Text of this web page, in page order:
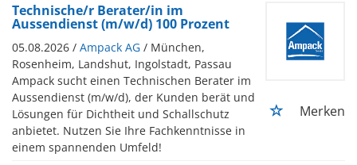
Technische/r Berater/in im
Aussendienst (m/w/d) 100 Prozent
05.08.2026 / Ampack AG / München,
Rosenheim, Landshut, Ingolstadt, Passau
Ampack sucht einen Technischen Berater im
Aussendienst (m/w/d), der Kunden berät und
Lösungen für Dichtheit und Schallschutz
anbietet. Nutzen Sie Ihre Fachkenntnisse in
einem spannenden Umfeld!
Merken